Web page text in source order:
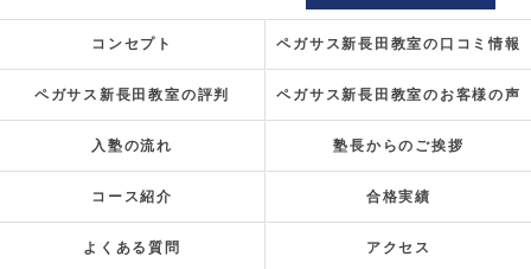
コンセプト ペガサス新長田教室の口コミ情報
ペガサス新長田教室の評判 ペガサス新長田教室のお客様の声
入塾の流れ 塾長からのご挨拶
コース紹介 合格実績
よくある質問 アクセス